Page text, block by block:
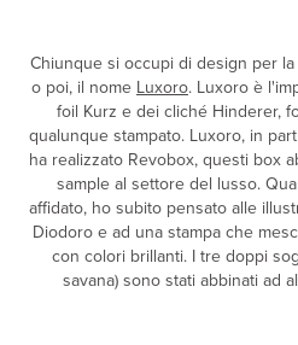
Chiunque si occupi di design per
o poi, il nome Luxoro. Luxoro è
foil Kurz e dei cliché Hinderer,
qualunque stampato. Luxoro, in
ha realizzato Revobox, questi box
sample al settore del lusso.
affidato, ho subito pensato alle
Diodoro e ad una stampa che
con colori brillanti. I tre doppi
savana) sono stati abbinati ad